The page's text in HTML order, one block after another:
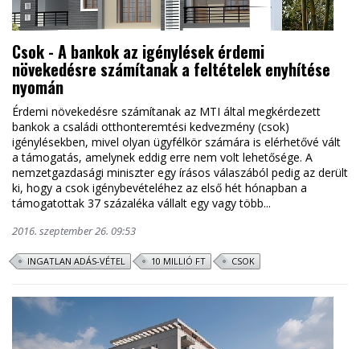
Csok - A bankok az igénylések érdemi
növekedésre számítanak a feltételek enyhítése
nyomán
Érdemi növekedésre számítanak az MTI által megkérdezett
bankok a családi otthonteremtési kedvezmény (csok)
igénylésekben, mivel olyan ügyfélkör számára is elérhetővé vált
a támogatás, amelynek eddig erre nem volt lehetősége. A
nemzetgazdasági miniszter egy írásos válaszából pedig az derült
ki, hogy a csok igénybevételéhez az első hét hónapban a
támogatottak 37 százaléka vállalt egy vagy több...
2016. szeptember 26. 09:53
INGATLAN ADÁS-VÉTEL 10 MILLIÓ FT CSOK